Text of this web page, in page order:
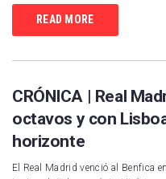
READ MORE
CRÓNICA | Real
octavos y con
horizonte
El Real Madrid venció al Benfica